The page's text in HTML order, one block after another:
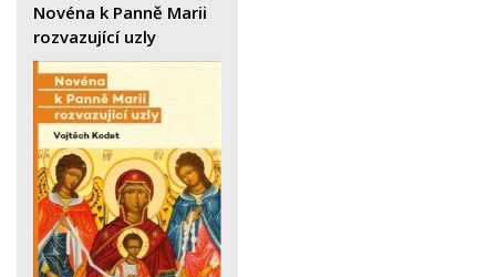
Novéna k Panně Marii
rozvazující uzly